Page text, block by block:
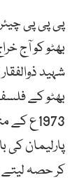
پی پی پی
بھٹو کو آج
شہید
بھٹو کے
1973ع
پارلیمان کی
کر حصہ لیتے